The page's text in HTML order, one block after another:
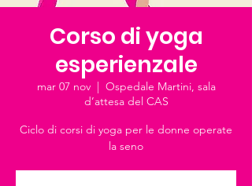
Corso di yoga
esperienzale
mar 07 nov
  |
Ospedale Martini, sala
d’attesa del CAS
Ciclo di corsi di yoga per le donne operate
la seno